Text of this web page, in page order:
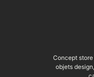
Concept
objets